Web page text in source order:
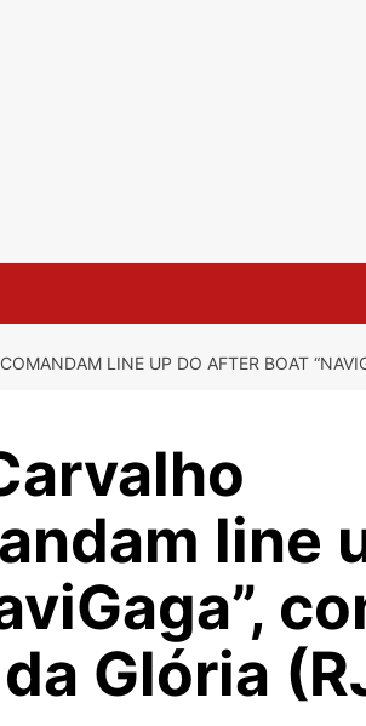
LINE UP DO AFTER BOAT
line
Glória